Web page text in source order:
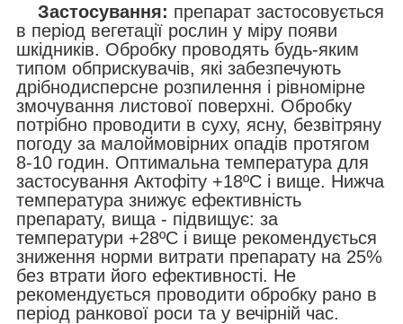
Застосування: препарат застосовується
в період вегетації рослин у міру появи
шкідників. Обробку проводять будь-яким
типом обприскувачів, які забезпечують
дрібнодисперсне розпилення і рівномірне
змочування листової поверхні. Обробку
потрібно проводити в суху, ясну, безвітряну
погоду за малоймовірних опадів протягом
8-10 годин. Оптимальна температура для
застосування Актофіту +18ºС і вище. Нижча
температура знижує ефективність
препарату, вища - підвищує: за
температури +28ºС і вище рекомендується
зниження норми витрати препарату на 25%
без втрати його ефективності. Не
рекомендується проводити обробку рано в
період ранкової роси та у вечірній час.